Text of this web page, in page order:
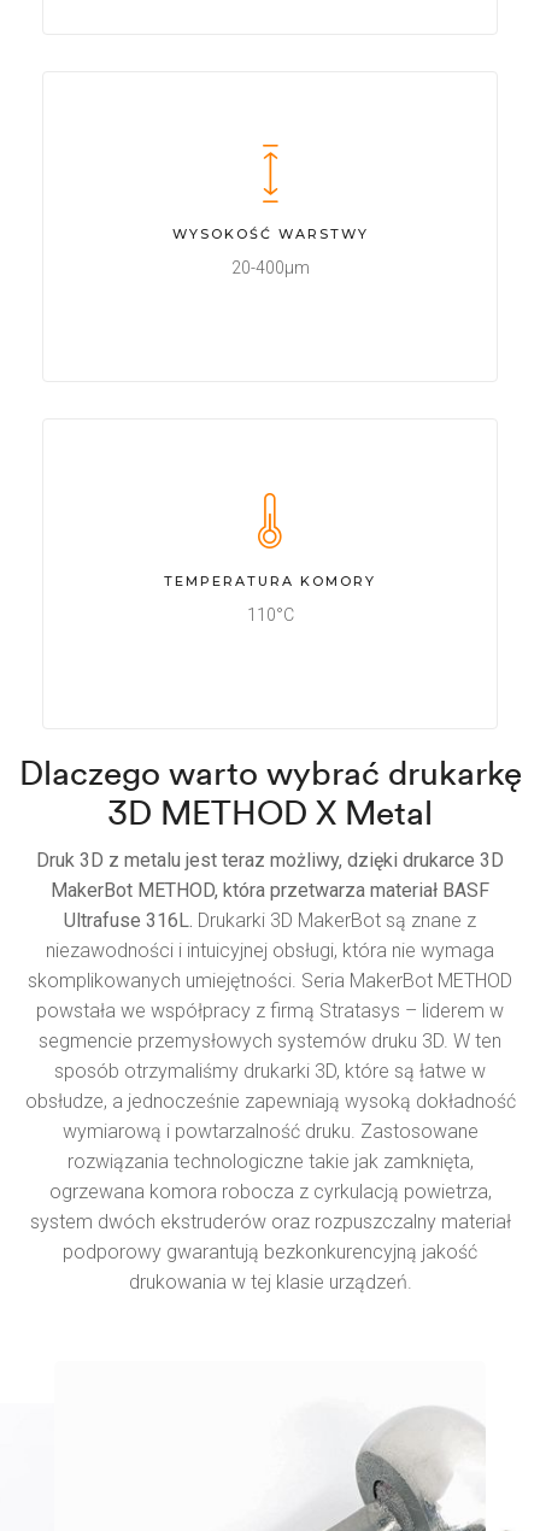
WYSOKOŚĆ WARSTWY
20-400μm
TEMPERATURA KOMORY
110°C
Dlaczego warto wybrać drukarkę
3D METHOD X Metal
Druk 3D z metalu jest teraz możliwy, dzięki drukarce 3D
MakerBot METHOD, która przetwarza materiał BASF
Ultrafuse 316L. Drukarki 3D MakerBot są znane z
niezawodności i intuicyjnej obsługi, która nie wymaga
skomplikowanych umiejętności. Seria MakerBot METHOD
powstała we współpracy z firmą Stratasys – liderem w
segmencie przemysłowych systemów druku 3D. W ten
sposób otrzymaliśmy drukarki 3D, które są łatwe w
obsłudze, a jednocześnie zapewniają wysoką dokładność
wymiarową i powtarzalność druku. Zastosowane
rozwiązania technologiczne takie jak zamknięta,
ogrzewana komora robocza z cyrkulacją powietrza,
system dwóch ekstruderów oraz rozpuszczalny materiał
podporowy gwarantują bezkonkurencyjną jakość
drukowania w tej klasie urządzeń.